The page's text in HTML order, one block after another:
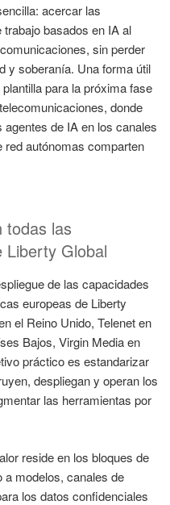
acercar las
basados en IA al
sin perder
y soberanía. Una forma útil
para la próxima fase
donde
de IA en los canales
autónomas comparten
todas las
Liberty Global
de las capacidades
europeas de Liberty
el Reino Unido, Telenet en
Bajos, Virgin Media en
práctico es estandarizar
despliegan y operan los
las herramientas por
reside en los bloques de
modelos, canales de
los datos confidenciales